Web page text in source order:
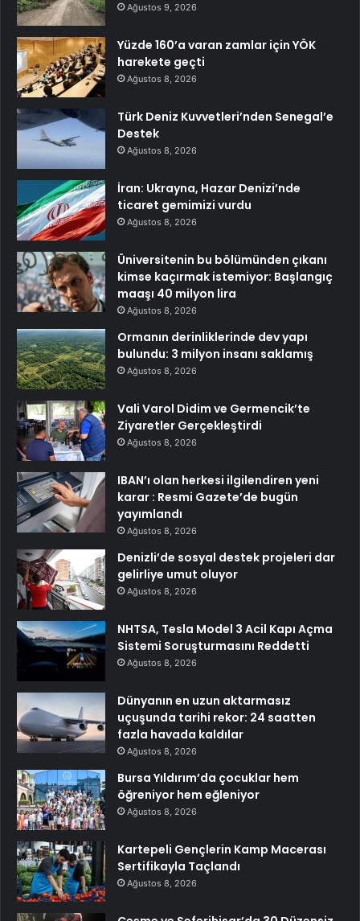
Ağustos 9, 2026
Yüzde 160’a varan zamlar için YÖK
harekete geçti
Ağustos 8, 2026
Türk Deniz Kuvvetleri’nden Senegal’e
Destek
Ağustos 8, 2026
İran: Ukrayna, Hazar Denizi’nde
ticaret gemimizi vurdu
Ağustos 8, 2026
Üniversitenin bu bölümünden çıkanı
kimse kaçırmak istemiyor: Başlangıç
maaşı 40 milyon lira
Ağustos 8, 2026
Ormanın derinliklerinde dev yapı
bulundu: 3 milyon insanı saklamış
Ağustos 8, 2026
Vali Varol Didim ve Germencik’te
Ziyaretler Gerçekleştirdi
Ağustos 8, 2026
IBAN’ı olan herkesi ilgilendiren yeni
karar : Resmi Gazete’de bugün
yayımlandı
Ağustos 8, 2026
Denizli’de sosyal destek projeleri dar
gelirliye umut oluyor
Ağustos 8, 2026
NHTSA, Tesla Model 3 Acil Kapı Açma
Sistemi Soruşturmasını Reddetti
Ağustos 8, 2026
Dünyanın en uzun aktarmasız
uçuşunda tarihi rekor: 24 saatten
fazla havada kaldılar
Ağustos 8, 2026
Bursa Yıldırım’da çocuklar hem
öğreniyor hem eğleniyor
Ağustos 8, 2026
Kartepeli Gençlerin Kamp Macerası
Sertifikayla Taçlandı
Ağustos 8, 2026